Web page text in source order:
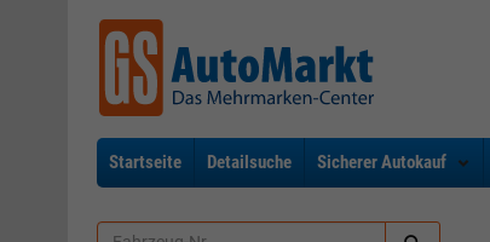
Startseite Detailsuche Sicherer Autokauf